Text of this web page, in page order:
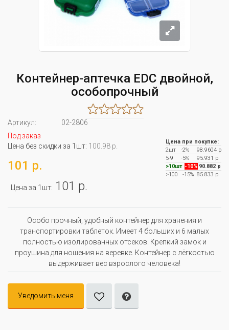
Контейнер-аптечка EDC двойной,
особопрочный
Артикул:
02-2806
Под заказ
Цена без скидки за 1шт: 100.98 р.
101 р.
Цена за 1шт: 101 р.
Цена при покупке:
2шт
-2%
98.9604 р
5-9
-5%
95.931 р
>10шт -10% 90.882 р
>100
-15% 85.833 р
Особо прочный, удобный контейнер для хранения и
транспортировки таблеток. Имеет 4 больших и 6 малых
полностью изолированных отсеков. Крепкий замок и
проушина для ношения на веревке. Контейнер с лёгкостью
выдерживает вес взрослого человека!
Уведомить меня